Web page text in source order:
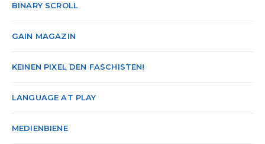
BINARY SCROLL
GAIN MAGAZIN
KEINEN PIXEL DEN FASCHISTEN!
LANGUAGE AT PLAY
MEDIENBIENE